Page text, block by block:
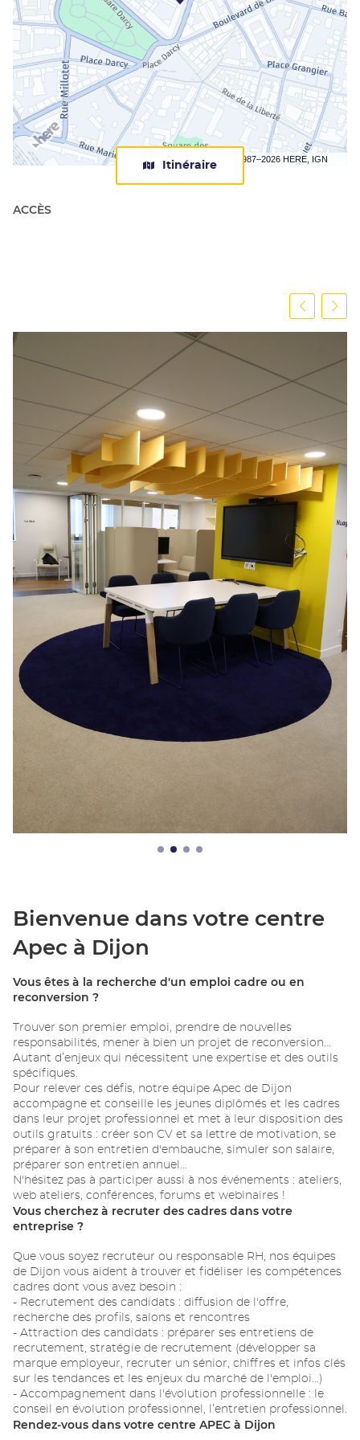
Terms of use © 1987–2026 HERE, IGN
Itinéraire
jusqu'au
centre
ACCÈS
Bienvenue dans votre centre
Apec à Dijon
Vous êtes à la recherche d'un emploi cadre ou en
reconversion ?
Trouver son premier emploi, prendre de nouvelles
responsabilités, mener à bien un projet de reconversion…
Autant d’enjeux qui nécessitent une expertise et des outils
spécifiques.
Pour relever ces défis, notre équipe Apec de Dijon
accompagne et conseille les jeunes diplômés et les cadres
dans leur projet professionnel et met à leur disposition des
outils gratuits : créer son CV et sa lettre de motivation, se
préparer à son entretien d'embauche, simuler son salaire,
préparer son entretien annuel…
N'hésitez pas à participer aussi à nos événements : ateliers,
web ateliers, conférences, forums et webinaires !
Vous cherchez à recruter des cadres dans votre
entreprise ?
Que vous soyez recruteur ou responsable RH, nos équipes
de Dijon vous aident à trouver et fidéliser les compétences
cadres dont vous avez besoin :
- Recrutement des candidats : diffusion de l'offre,
recherche des profils, salons et rencontres
- Attraction des candidats : préparer ses entretiens de
recrutement, stratégie de recrutement (développer sa
marque employeur, recruter un sénior, chiffres et infos clés
sur les tendances et les enjeux du marché de l'emploi…)
- Accompagnement dans l'évolution professionnelle : le
conseil en évolution professionnel, l’entretien professionnel.
Rendez-vous dans votre centre APEC à Dijon